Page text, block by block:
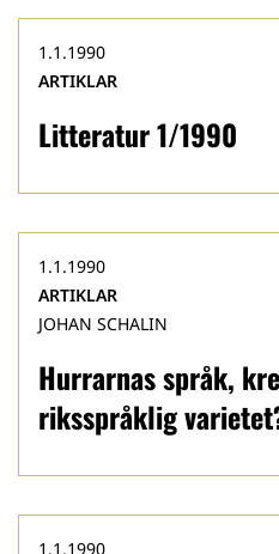
Litteratur 1/1990
1.1.1990
ARTIKLAR
Hurrarnas språk,
riksspråklig
1.1.1990
ARTIKLAR
JOHAN SCHALIN
1.1.1990